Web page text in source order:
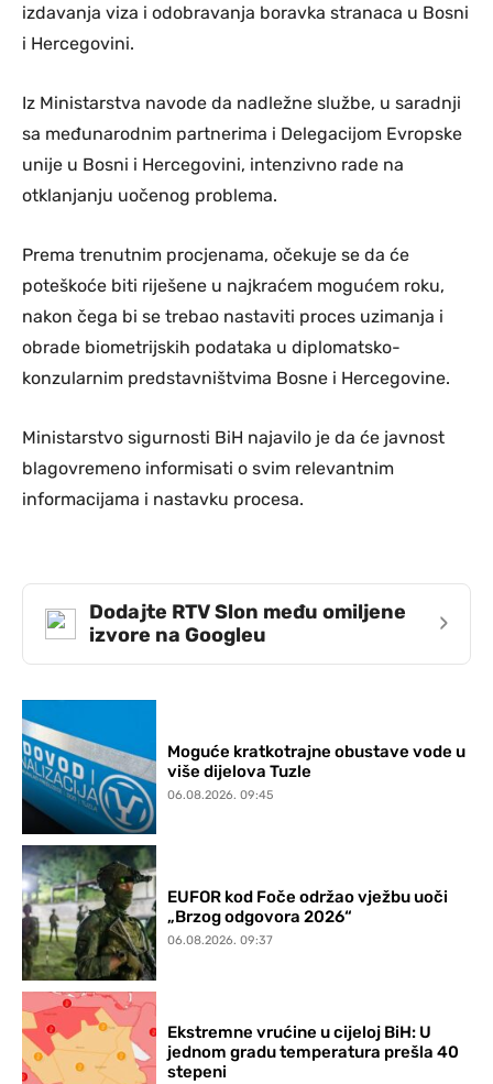
izdavanja viza i odobravanja boravka stranaca u Bosni
i Hercegovini.
Iz Ministarstva navode da nadležne službe, u saradnji
sa međunarodnim partnerima i Delegacijom Evropske
unije u Bosni i Hercegovini, intenzivno rade na
otklanjanju uočenog problema.
Prema trenutnim procjenama, očekuje se da će
poteškoće biti riješene u najkraćem mogućem roku,
nakon čega bi se trebao nastaviti proces uzimanja i
obrade biometrijskih podataka u diplomatsko-
konzularnim predstavništvima Bosne i Hercegovine.
Ministarstvo sigurnosti BiH najavilo je da će javnost
blagovremeno informisati o svim relevantnim
informacijama i nastavku procesa.
Dodajte RTV Slon među omiljene
izvore na Googleu
›
Moguće kratkotrajne obustave vode u
više dijelova Tuzle
06.08.2026. 09:45
EUFOR kod Foče održao vježbu uoči
„Brzog odgovora 2026“
06.08.2026. 09:37
Ekstremne vrućine u cijeloj BiH: U
jednom gradu temperatura prešla 40
stepeni